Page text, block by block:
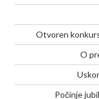
Otvoren
O
Počinje